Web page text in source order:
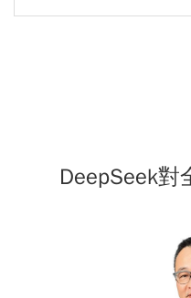
DeepSeek對